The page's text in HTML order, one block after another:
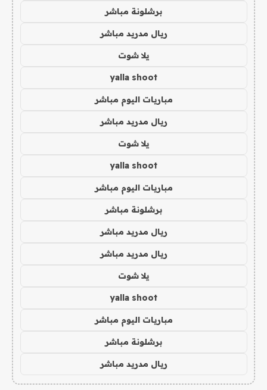
برشلونة مباشر
ريال مدريد مباشر
يلا شوت
yalla shoot
مباريات اليوم مباشر
ريال مدريد مباشر
يلا شوت
yalla shoot
مباريات اليوم مباشر
برشلونة مباشر
ريال مدريد مباشر
ريال مدريد مباشر
يلا شوت
yalla shoot
مباريات اليوم مباشر
برشلونة مباشر
ريال مدريد مباشر